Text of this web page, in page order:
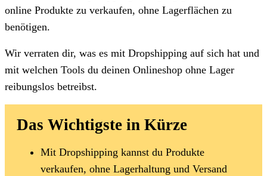
online Produkte zu verkaufen, ohne Lagerflächen zu
benötigen.
Wir verraten dir, was es mit Dropshipping auf sich hat und
mit welchen Tools du deinen Onlineshop ohne Lager
reibungslos betreibst.
Das Wichtigste in Kürze
Mit Dropshipping kannst du Produkte
verkaufen, ohne Lagerhaltung und Versand